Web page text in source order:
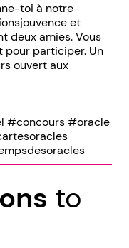
toi à notre
et
deux amies. Vous
pour participer. Un
ouvert aux
#concours #oracle
to